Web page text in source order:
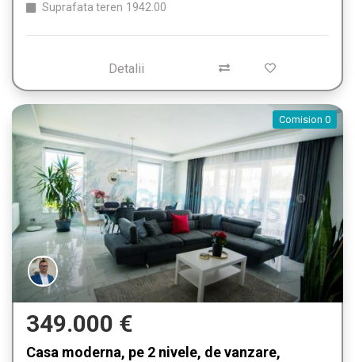
Suprafata teren 1942.00
Detalii
Comision 0
349.000 €
Casa moderna, pe 2 nivele, de vanzare,